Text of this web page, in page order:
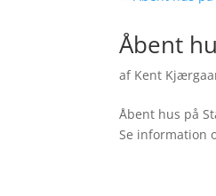
Åbent
af Kent
Åbent hus på
Se information